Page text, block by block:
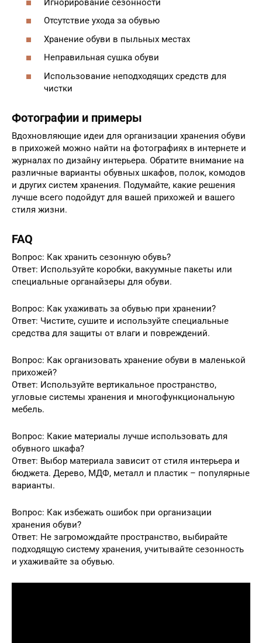
Игнорирование сезонности
Отсутствие ухода за обувью
Хранение обуви в пыльных местах
Неправильная сушка обуви
Использование неподходящих средств для
чистки
Фотографии и примеры
Вдохновляющие идеи для организации хранения обуви
в прихожей можно найти на фотографиях в интернете и
журналах по дизайну интерьера. Обратите внимание на
различные варианты обувных шкафов, полок, комодов
и других систем хранения. Подумайте, какие решения
лучше всего подойдут для вашей прихожей и вашего
стиля жизни.
FAQ
Вопрос: Как хранить сезонную обувь?
Ответ: Используйте коробки, вакуумные пакеты или
специальные органайзеры для обуви.
Вопрос: Как ухаживать за обувью при хранении?
Ответ: Чистите, сушите и используйте специальные
средства для защиты от влаги и повреждений.
Вопрос: Как организовать хранение обуви в маленькой
прихожей?
Ответ: Используйте вертикальное пространство,
угловые системы хранения и многофункциональную
мебель.
Вопрос: Какие материалы лучше использовать для
обувного шкафа?
Ответ: Выбор материала зависит от стиля интерьера и
бюджета. Дерево, МДФ, металл и пластик – популярные
варианты.
Вопрос: Как избежать ошибок при организации
хранения обуви?
Ответ: Не загромождайте пространство, выбирайте
подходящую систему хранения, учитывайте сезонность
и ухаживайте за обувью.